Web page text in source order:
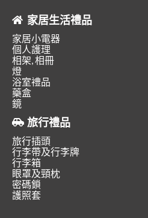
家居生活禮品
家居小電器
個人護理
相架, 相冊
燈
浴室禮品
藥盒
鏡
旅行禮品
旅行插頭
行李帶及行李牌
行李箱
眼罩及頸枕
密碼鎖
護照套